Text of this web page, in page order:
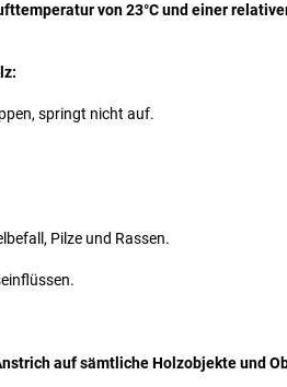
von 23°C und einer
springt nicht auf.
Pilze und Rassen.
auf sämtliche Holzobjekte und